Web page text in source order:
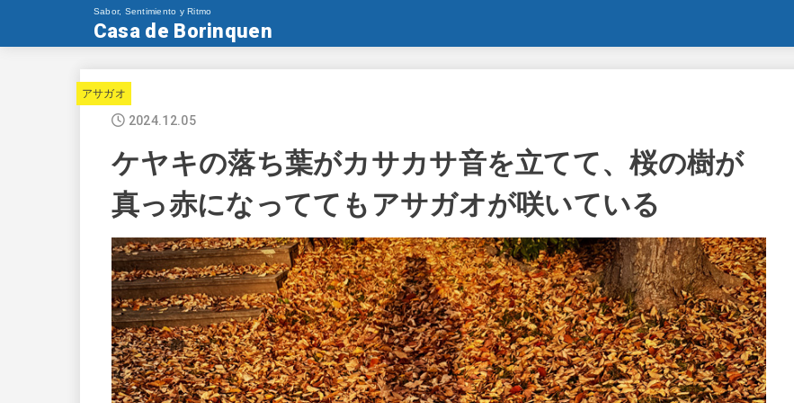
Sabor, Sentimiento y Ritmo
Casa de Borinquen
アサガオ
2024.12.05
ケヤキの落ち葉がカサカサ音を立てて、桜の樹が
真っ赤になっててもアサガオが咲いている